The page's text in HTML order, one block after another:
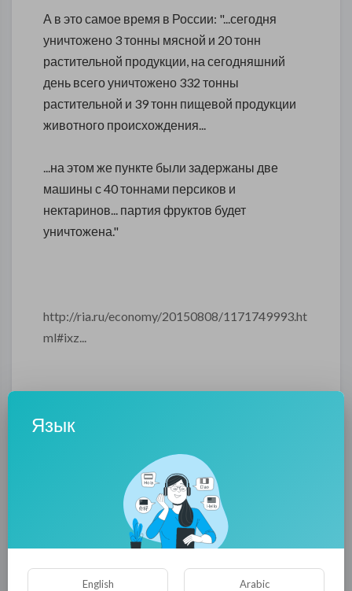
А в это самое время в России: "...сегодня
уничтожено 3 тонны мясной и 20 тонн
растительной продукции, на сегодняшний
день всего уничтожено 332 тонны
растительной и 39 тонн пищевой продукции
животного происхождения...
...на этом же пункте были задержаны две
машины с 40 тоннами персиков и
нектаринов... партия фруктов будет
уничтожена."
http://ria.ru/economy/20150808/1171749993.ht
ml#ixz...
Эмбарго? Понятно! Но зачем же так -
человечества хреновы?!
• 0 Комментарии
Язык
English Arabic